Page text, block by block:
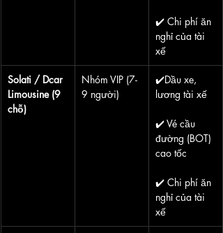
✔️ Chi phí ăn
nghỉ của tài
xế
Solati / Dcar
Limousine (9
chỗ)
Nhóm VIP (7-
9 người)
✔️Dầu xe,
lương tài xế
✔️ Vé cầu
đường (BOT)
cao tốc
✔️ Chi phí ăn
nghỉ của tài
xế